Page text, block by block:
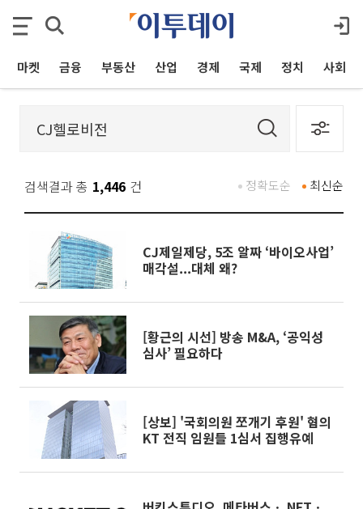
마켓 금융 부동산 산업 경제 국제 정치 사회
검색결과 총 1,446 건 최신순
정확도순
CJ제일제당, 5조 알짜 ‘바이오사업’
매각설...대체 왜?
[황근의 시선] 방송 M&A, ‘공익성
심사’ 필요하다
[상보] '국회의원 쪼개기 후원' 혐의
KT 전직 임원들 1심서 집행유예